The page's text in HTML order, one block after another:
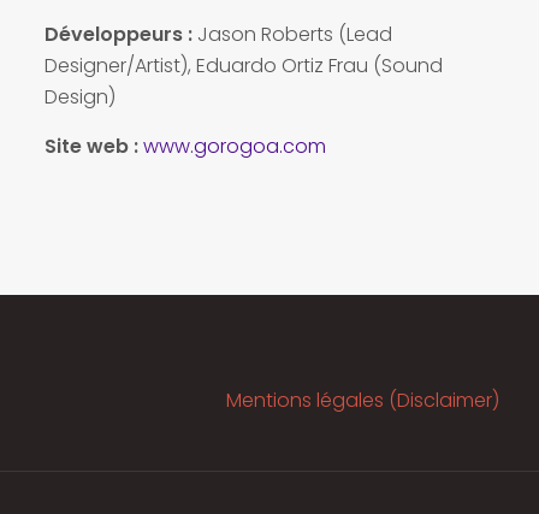
Développeurs : Jason Roberts (Lead
Designer/Artist), Eduardo Ortiz Frau (Sound
Design)
Site web :www.gorogoa.com
Mentions légales (Disclaimer)